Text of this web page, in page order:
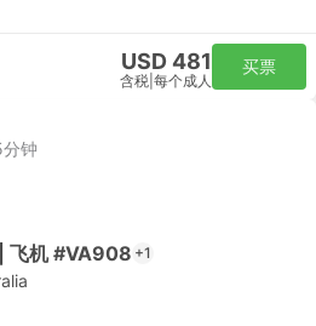
USD 481
含税 每个成人
买票
钟
飞机 #VA908 +1